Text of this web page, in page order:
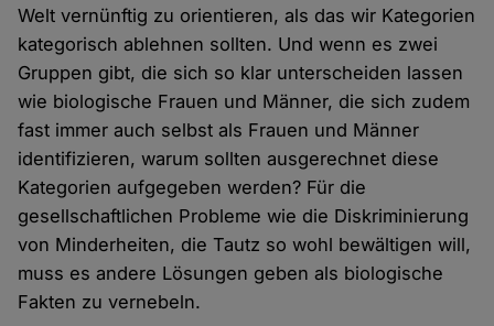
Welt vernünftig zu orientieren, als das wir Kategorien
kategorisch ablehnen sollten. Und wenn es zwei
Gruppen gibt, die sich so klar unterscheiden lassen
wie biologische Frauen und Männer, die sich zudem
fast immer auch selbst als Frauen und Männer
identifizieren, warum sollten ausgerechnet diese
Kategorien aufgegeben werden? Für die
gesellschaftlichen Probleme wie die Diskriminierung
von Minderheiten, die Tautz so wohl bewältigen will,
muss es andere Lösungen geben als biologische
Fakten zu vernebeln.